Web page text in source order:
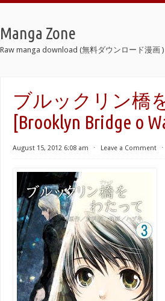
Manga Zone
Raw manga download (無料ダウンロード漫画 )
ブルックリン橋
[Brooklyn Bridge o
August 15, 2012 6:08 am ⋅ Leave a Comment ⋅